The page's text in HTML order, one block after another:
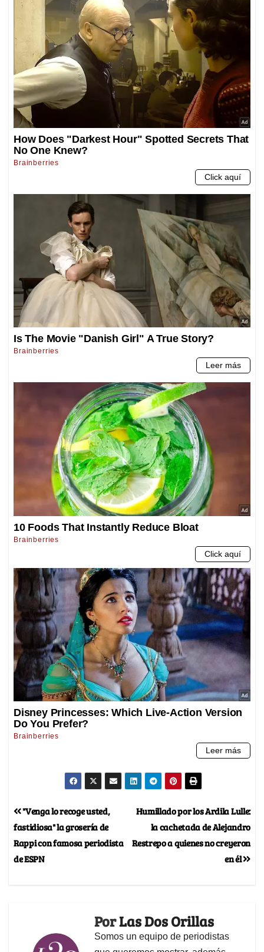
Humillado por los Ardila Lulle:
la cachetada de Alejandro
Restrepo a quienes no creyeron
en él
"Venga lo recoge usted,
fastidiosa" la grosería de
Rappi con famosa periodista
de ESPN
PorLas Dos Orillas
Somos un equipo de periodistas